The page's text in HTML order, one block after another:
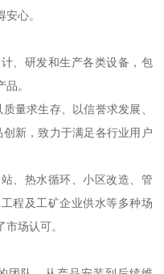
心。
、研发和生产各类设备，包
。
量求生存、以信誉求发展、
新，致力于满足各行业用户
、热水循环、小区改造、管
程及工矿企业供水等多种场
场认可。